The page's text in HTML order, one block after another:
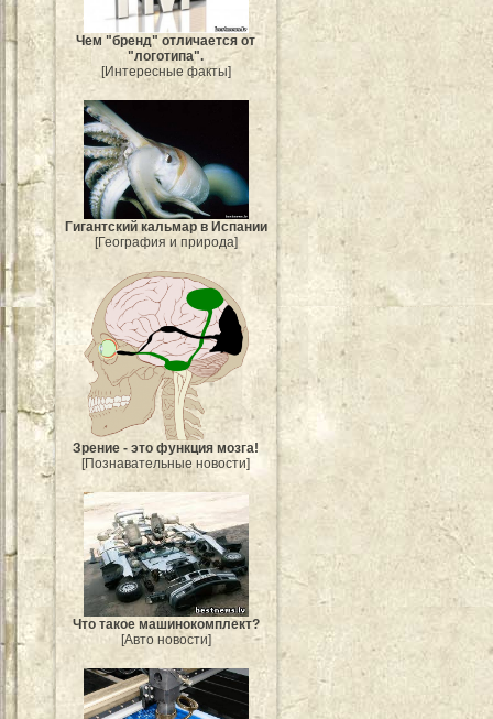
Чем "бренд" отличается от
"логотипа".
[Интересные факты]
Гигантский кальмар в Испании
[География и природа]
Зрение - это функция мозга!
[Познавательные новости]
Что такое машинокомплект?
[Авто новости]